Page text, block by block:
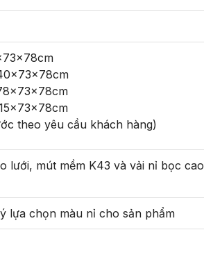
theo yêu cầu khách hàng)
lưới, mút mềm K43 và vải nỉ bọc cao
lựa chọn màu nỉ cho sản phẩm